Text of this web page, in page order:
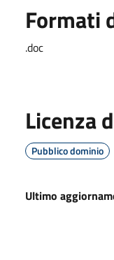
Formati
.doc
Licenza
Pubblico dominio
Ultimo